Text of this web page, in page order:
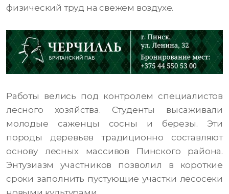
физический труд на свежем воздухе.
Работы велись под контролем специалистов
лесного хозяйства. Студенты высаживали
молодые саженцы сосны и березы. Эти
породы деревьев традиционно составляют
основу лесных массивов Пинского района.
Энтузиазм участников позволил в короткие
сроки заполнить пустующие участки лесосеки